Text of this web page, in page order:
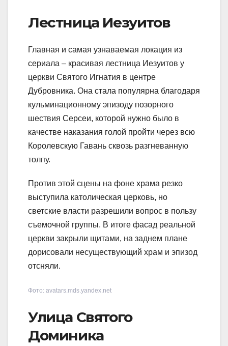
Лестница Иезуитов
Главная и самая узнаваемая локация из
сериала – красивая лестница Иезуитов у
церкви Святого Игнатия в центре
Дубровника. Она стала популярна благодаря
кульминационному эпизоду позорного
шествия Серсеи, которой нужно было в
качестве наказания голой пройти через всю
Королевскую Гавань сквозь разгневанную
толпу.
Против этой сцены на фоне храма резко
выступила католическая церковь, но
светские власти разрешили вопрос в пользу
съемочной группы. В итоге фасад реальной
церкви закрыли щитами, на заднем плане
дорисовали несуществующий храм и эпизод
отсняли.
Фото: avatars.mds.yandex.net
Улица Святого
Доминика